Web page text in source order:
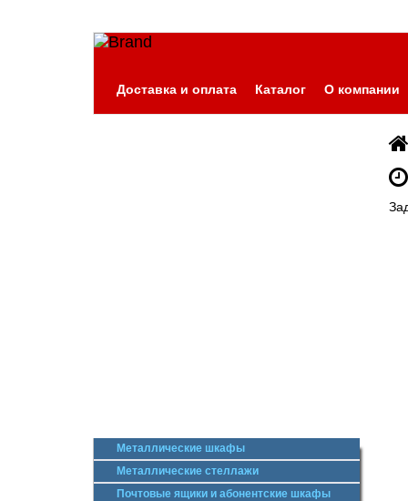
Доставка и оплата Каталог О компании
Металлические шкафы
Металлические стеллажи
Почтовые ящики и абонентские шкафы